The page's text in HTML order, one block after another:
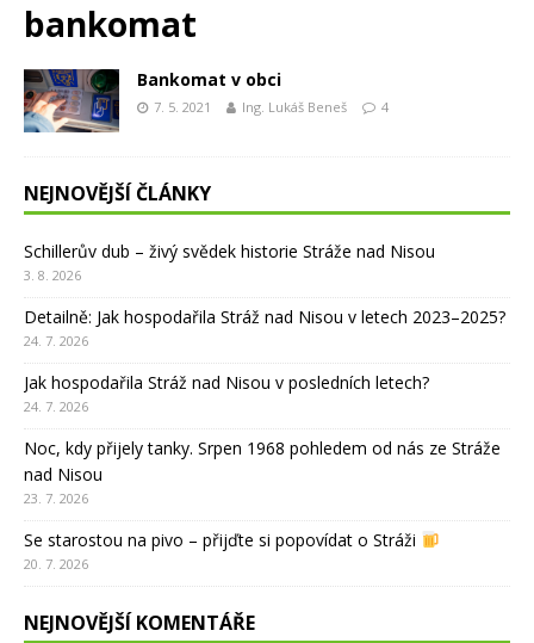
bankomat
Bankomat v obci
7. 5. 2021 Ing. Lukáš Beneš 4
NEJNOVĚJŠÍ ČLÁNKY
Schillerův dub – živý svědek historie Stráže nad Nisou
3. 8. 2026
Detailně: Jak hospodařila Stráž nad Nisou v letech 2023–2025?
24. 7. 2026
Jak hospodařila Stráž nad Nisou v posledních letech?
24. 7. 2026
Noc, kdy přijely tanky. Srpen 1968 pohledem od nás ze Stráže
nad Nisou
23. 7. 2026
Se starostou na pivo – přijďte si popovídat o Stráži
20. 7. 2026
NEJNOVĚJŠÍ KOMENTÁŘE